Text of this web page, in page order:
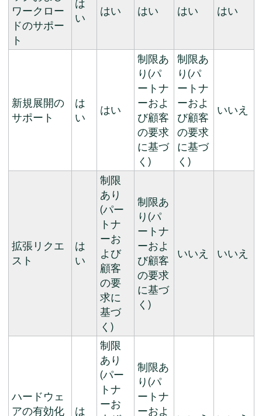
ワークロー
ドのサポー
ト
は
い
はい はい はい はい
新規展開の
サポート
は
い
はい
制限あ
り(パ
ートナ
ーおよ
び顧客
の要求
に基づ
く)
制限あ
り(パ
ートナ
ーおよ
び顧客
の要求
に基づ
く)
いいえ
拡張リクエ
スト
は
い
制限
あり
(パー
トナ
ーお
よび
顧客
の要
求に
基づ
く)
制限あ
り(パ
ートナ
ーおよ
び顧客
の要求
に基づ
く)
いいえ いいえ
ハードウェ
アの有効化
は
制限
あり
(パー
トナ
ーお
制限あ
り(パ
ートナ
ーおよ